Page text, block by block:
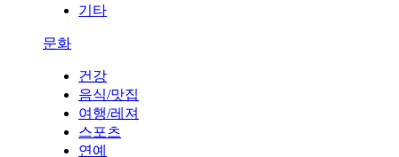
기타
문화
건강
음식/맛집
여행/레져
스포츠
연예